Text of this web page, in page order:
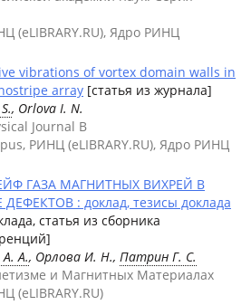
(eLIBRARY.RU), Ядро РИНЦ
vibrations of vortex domain walls in
array [статья из журнала]
, Orlova I. N.
Journal B
РИНЦ (eLIBRARY.RU), Ядро РИНЦ
ГАЗА МАГНИТНЫХ ВИХРЕЙ В
: доклад, тезисы доклада
статья из сборника
А., Орлова И. Н., Патрин Г. С.
и Магнитных Материалах
(eLIBRARY.RU)